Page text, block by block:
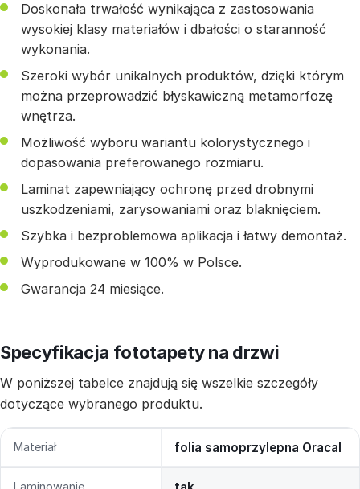
Doskonała trwałość wynikająca z zastosowania
wysokiej klasy materiałów i dbałości o staranność
wykonania.
Szeroki wybór unikalnych produktów, dzięki którym
można przeprowadzić błyskawiczną metamorfozę
wnętrza.
Możliwość wyboru wariantu kolorystycznego i
dopasowania preferowanego rozmiaru.
Laminat zapewniający ochronę przed drobnymi
uszkodzeniami, zarysowaniami oraz blaknięciem.
Szybka i bezproblemowa aplikacja i łatwy demontaż.
Wyprodukowane w 100% w Polsce.
Gwarancja 24 miesiące.
Specyfikacja fototapety na drzwi
W poniższej tabelce znajdują się wszelkie szczegóły
dotyczące wybranego produktu.
Materiał folia samoprzylepna Oracal
Laminowanie